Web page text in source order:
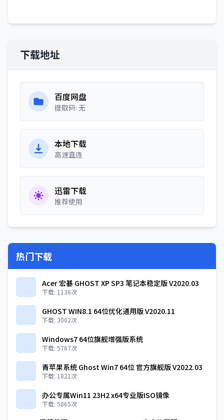
下载地址
百度网盘
提取码: 无
本地下载
高速直连
迅雷下载
推荐使用
热门下载
Acer 宏碁 GHOST XP SP3 笔记本稳定版 V2020.03
下载: 1136次
GHOST WIN8.1 64位优化通用版 V2020.11
下载: 3002次
Windows7 64位旗舰增强版系统
下载: 5767次
青苹果系统 Ghost Win7 64位 官方旗舰版 V2022.03
下载: 1821次
办公专属Win11 23H2 x64专业版ISO镜像
下载: 5865次